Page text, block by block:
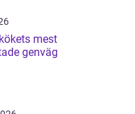
genväg